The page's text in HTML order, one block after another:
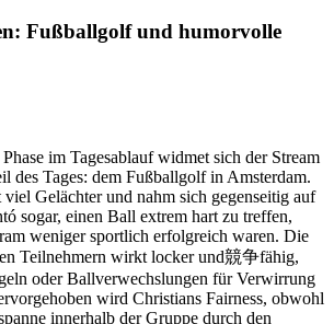
Fußballgolf und humorvolle
im Tagesablauf widmet sich der Stream
des Tages: dem Fußballgolf in Amsterdam.
Gelächter und nahm sich gegenseitig auf
sogar, einen Ball extrem hart zu treffen,
weniger sportlich erfolgreich waren. Die
Teilnehmern wirkt locker und競争fähig,
oder Ballverwechslungen für Verwirrung
wird Christians Fairness, obwohl
innerhalb der Gruppe durch den